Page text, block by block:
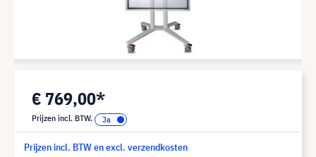
€ 769,00*
Prijzen incl. BTW.
Prijzen incl. BTW en excl. verzendkosten